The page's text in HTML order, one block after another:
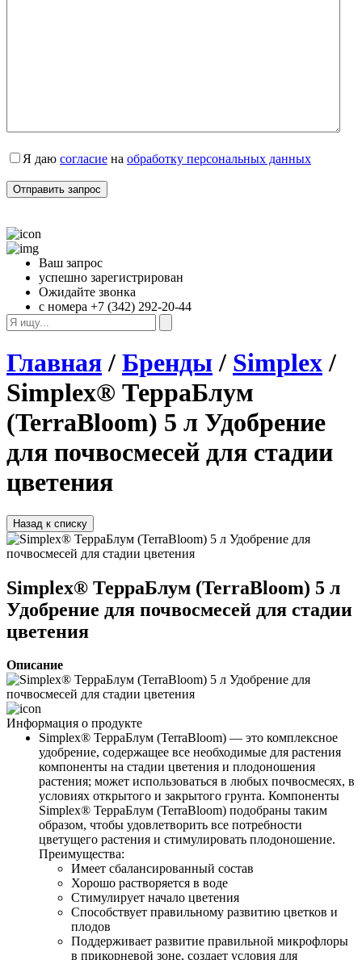
Я даю согласие на обработку персональных данных
Ваш запрос
успешно зарегистрирован
Ожидайте звонка
с номера +7 (342) 292-20-44
Главная/ Бренды/ Simplex/
Simplex® ТерраБлум
(TerraBloom) 5 л Удобрение
для почвосмесей для стадии
цветения
Назад к списку
Simplex® ТерраБлум (TerraBloom) 5 л
Удобрение для почвосмесей для стадии
цветения
Описание
Информация о продукте
Simplex® ТерраБлум (TerraBloom) — это комплексное
удобрение, содержащее все необходимые для растения
компоненты на стадии цветения и плодоношения
растения; может использоваться в любых почвосмесях, в
условиях открытого и закрытого грунта. Компоненты
Simplex® ТерраБлум (TerraBloom) подобраны таким
образом, чтобы удовлетворить все потребности
цветущего растения и стимулировать плодоношение.
Преимущества:
Имеет сбалансированный состав
Хорошо растворяется в воде
Стимулирует начало цветения
Способствует правильному развитию цветков и
плодов
Поддерживает развитие правильной микрофлоры
в прикорневой зоне, создает условия для